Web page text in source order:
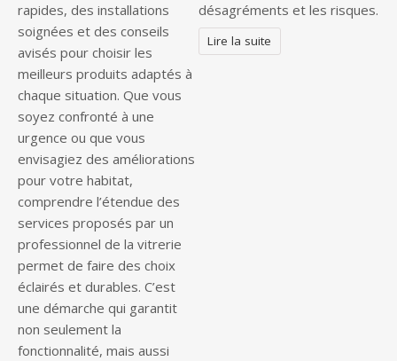
rapides, des installations
soignées et des conseils
avisés pour choisir les
meilleurs produits adaptés à
chaque situation. Que vous
soyez confronté à une
urgence ou que vous
envisagiez des améliorations
pour votre habitat,
comprendre l’étendue des
services proposés par un
professionnel de la vitrerie
permet de faire des choix
éclairés et durables. C’est
une démarche qui garantit
non seulement la
fonctionnalité, mais aussi
désagréments et les risques.
Lire la suite